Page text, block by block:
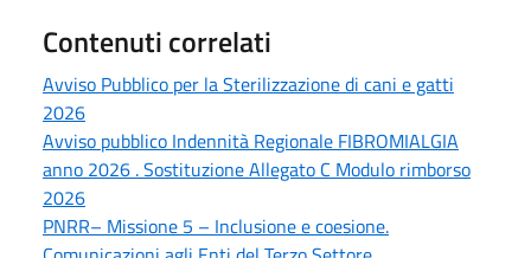
Contenuti correlati
Avviso Pubblico per la Sterilizzazione di cani e gatti
2026
Avviso pubblico Indennità Regionale FIBROMIALGIA
anno 2026 . Sostituzione Allegato C Modulo rimborso
2026
PNRR– Missione 5 – Inclusione e coesione.